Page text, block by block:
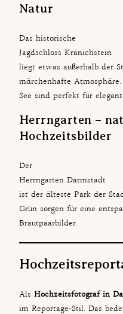
Natur
Das historische
Jagdschloss Kranichstein
liegt etwas außerhalb der
märchenhafte
See sind perfekt für
Herrngarten –
Hochzeitsbilder
Der
Herrngarten Darmstadt
ist der älteste Park der
Grün sorgen für eine
Brautpaarbilder.
Als Hochzeitsfotograf in
im Reportage-Stil. Das